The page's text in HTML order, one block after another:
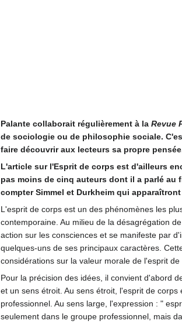
Palante collaborait régulièrement à la Revue
de sociologie ou de philosophie sociale.
faire découvrir aux lecteurs sa propre
L'article sur l'Esprit de corps est d'ailleurs
pas moins de cinq auteurs dont il a parlé au
compter Simmel et Durkheim qui
L'esprit de corps est un des phénomènes les
contemporaine. Au milieu de la désagrégation
action sur les consciences et se manifeste par
quelques-uns de ses principaux caractères.
considérations sur la valeur morale de l'esprit de
Pour la précision des idées, il convient d'abord
et un sens étroit. Au sens étroit, l'esprit de
professionnel. Au sens large, l'expression : "
seulement dans le groupe professionnel, mais